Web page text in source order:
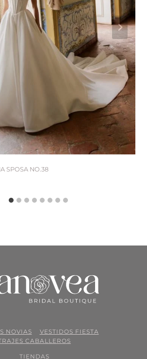
SPOSA NO.38
NOVIAS
VESTIDOS FIESTA
CABALLEROS
TIENDAS